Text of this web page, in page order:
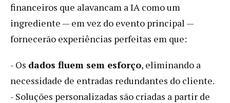
financeiros que alavancam a IA como um
ingrediente — em vez do evento principal —
fornecerão experiências perfeitas em que:
- Os dados fluem sem esforço, eliminando a
necessidade de entradas redundantes do cliente.
- Soluções personalizadas são criadas a partir de